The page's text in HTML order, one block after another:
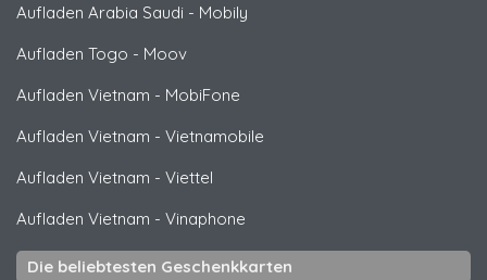
Aufladen Arabia Saudi - Mobily
Aufladen Togo - Moov
Aufladen Vietnam - MobiFone
Aufladen Vietnam - Vietnamobile
Aufladen Vietnam - Viettel
Aufladen Vietnam - Vinaphone
Die beliebtesten Geschenkkarten